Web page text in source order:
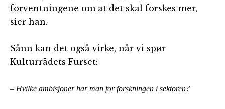
forventningene om at det skal forskes mer,
sier han.
Sånn kan det også virke, når vi spør
Kulturrådets Furset:
– Hvilke ambisjoner har man for forskningen i sektoren?